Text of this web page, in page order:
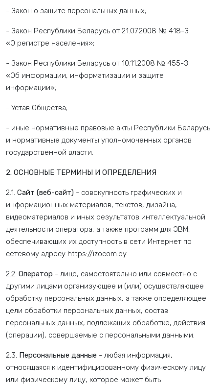
- Закон о защите персональных данных;
- Закон Республики Беларусь от 21.07.2008 № 418-З
«О регистре населения»;
- Закон Республики Беларусь от 10.11.2008 № 455-З
«Об информации, информатизации и защите
информации»;
- Устав Общества;
- иные нормативные правовые акты Республики Беларусь
и нормативные документы уполномоченных органов
государственной власти.
2. ОСНОВНЫЕ ТЕРМИНЫ И ОПРЕДЕЛЕНИЯ
2.1. Сайт (веб-сайт) - совокупность графических и
информационных материалов, текстов, дизайна,
видеоматериалов и иных результатов интеллектуальной
деятельности оператора, а также программ для ЭВМ,
обеспечивающих их доступность в сети Интернет по
сетевому адресу https://izocom.by.
2.2. Оператор - лицо, самостоятельно или совместно с
другими лицами организующее и (или) осуществляющее
обработку персональных данных, а также определяющее
цели обработки персональных данных, состав
персональных данных, подлежащих обработке, действия
(операции), совершаемые с персональными данными.
2.3. Персональные данные - любая информация,
относящаяся к идентифицированному физическому лицу
или физическому лицу, которое может быть